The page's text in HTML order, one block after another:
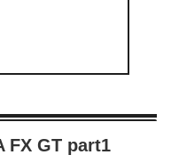
FX GT part1